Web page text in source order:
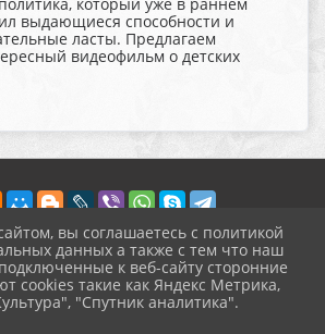
выдающиеся способности и
ласты. Предлагаем
видеофильм о детских
персональных данных
вы соглашаетесь с политикой
данных а также с тем что наш
к веб-сайту сторонние
cookies такие как Яндекс Метрика,
"Спутник аналитика".